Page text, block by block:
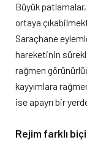
Büyük
ortaya
Saraçhane
hareketinin
rağmen
kayyımlara
ise apayrı bir
Rejim farklı